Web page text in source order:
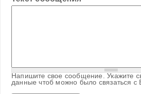
Напишите свое сообщение. Укажите
данные чтоб можно было связаться с